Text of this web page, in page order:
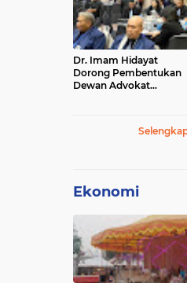
Dr. Imam Hidayat
Dorong Pembentukan
Dewan Advokat
Ekonomi